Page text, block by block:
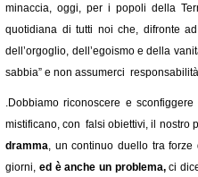
minaccia, oggi, per i popoli della
quotidiana di tutti noi che, difronte
dell’orgoglio, dell’egoismo e della
sabbia” e non assumerci
.Dobbiamo riconoscere e
mistificano, con falsi obiettivi, il nostro
dramma, un continuo duello tra
giorni, ed è anche un problema,ci